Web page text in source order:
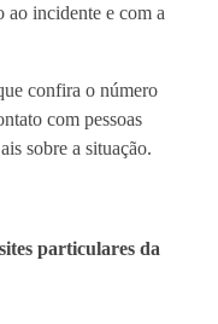
ao incidente e com a
confira o número
com pessoas
sobre a situação.
particulares da